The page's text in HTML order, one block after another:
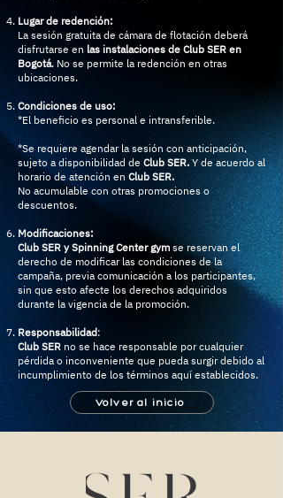
Lugar de redención:
La sesión gratuita de cámara de flotación deberá
disfrutarse en las instalaciones de Club SER en
Bogotá. No se permite la redención en otras
ubicaciones.
Condiciones de uso:
*El beneficio es personal e intransferible.
*Se requiere agendar la sesión con anticipación,
sujeto a disponibilidad de Club SER. Y de acuerdo al
horario de atención en Club SER.
No acumulable con otras promociones o
descuentos.
Modificaciones:
Club SER y Spinning Center gym se reservan el
derecho de modificar las condiciones de la
campaña, previa comunicación a los participantes,
sin que esto afecte los derechos adquiridos
durante la vigencia de la promoción.
Responsabilidad:
Club SER no se hace responsable por cualquier
pérdida o inconveniente que pueda surgir debido al
incumplimiento de los términos aquí establecidos.
Volver al inicio